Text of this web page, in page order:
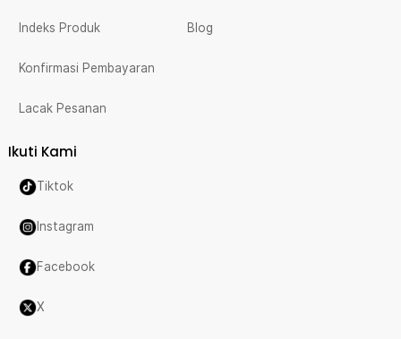
Indeks Produk
Konfirmasi Pembayaran
Lacak Pesanan
Blog
Ikuti Kami
Tiktok
Instagram
Facebook
X